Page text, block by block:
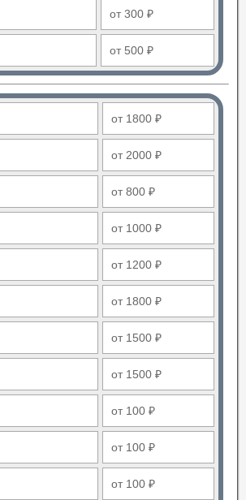
от 300 ₽
от 500 ₽
от 1800 ₽
от 2000 ₽
от 800 ₽
от 1000 ₽
от 1200 ₽
от 1800 ₽
от 1500 ₽
от 1500 ₽
от 100 ₽
от 100 ₽
от 100 ₽